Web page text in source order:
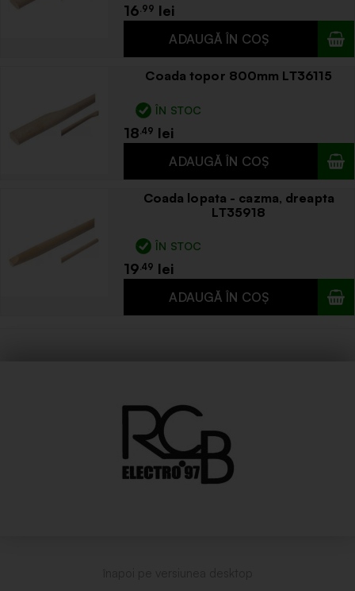
16.99
Coada topor 800mm LT36115
ÎN STOC
18.49
Coada lopata - cazma, dreapta
LT35918
ÎN STOC
19.49